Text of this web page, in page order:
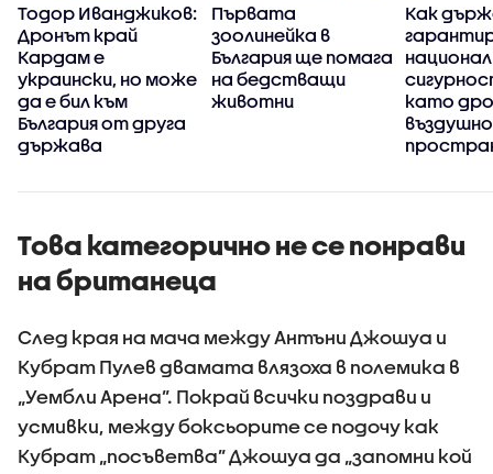
Тодор Иванджиков:
Дронът край
Кардам е
украински, но може
да е бил към
България от друга
държава
Първата
зоолинейка в
България ще помага
на бедстващи
животни
Как
като
Това категорично не се понрави
на британеца
След края на мача между Антъни Джошуа и
Кубрат Пулев двамата влязоха в полемика в
„Уембли Арена”. Покрай всички поздрави и
усмивки, между боксьорите се подочу как
Кубрат „посъветва” Джошуа да „запомни кой